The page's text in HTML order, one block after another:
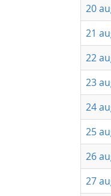
20
21
22
23
24
25
26
27